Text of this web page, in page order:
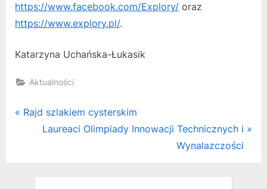
https://www.facebook.com/Explory/ oraz
https://www.explory.pl/.
Katarzyna Uchańska-Łukasik
Aktualności
Nawigacja
P
Rajd szlakiem cysterskim
N
Laureaci Olimpiady Innowacji Technicznych i
Wynalazczości